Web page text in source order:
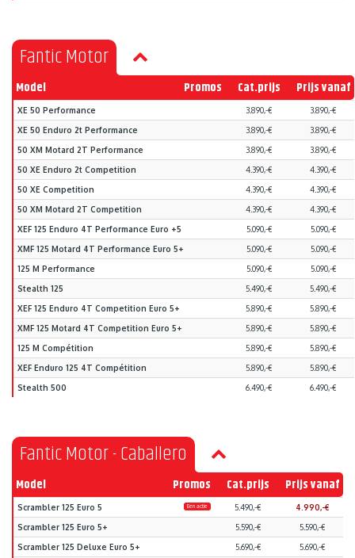
Fantic Motor
Model Promos Cat.prijs Prijs vanaf
XE 50 Performance 3.890,-€ 3.890,-€
XE 50 Enduro 2t Performance 3.890,-€ 3.890,-€
50 XM Motard 2T Performance 3.890,-€ 3.890,-€
50 XE Enduro 2t Competition 4.390,-€ 4.390,-€
50 XE Competition 4.390,-€ 4.390,-€
50 XM Motard 2T Competition 4.390,-€ 4.390,-€
XEF 125 Enduro 4T Performance Euro +5 5.090,-€ 5.090,-€
XMF 125 Motard 4T Performance Euro 5+ 5.090,-€ 5.090,-€
125 M Performance 5.090,-€ 5.090,-€
Stealth 125 5.490,-€ 5.490,-€
XEF 125 Enduro 4T Competition Euro 5+ 5.890,-€ 5.890,-€
XMF 125 Motard 4T Competition Euro 5+ 5.890,-€ 5.890,-€
125 M Compétition 5.890,-€ 5.890,-€
XEF Enduro 125 4T Compétition 5.890,-€ 5.890,-€
Stealth 500 6.490,-€ 6.490,-€
Fantic Motor - Caballero
Model Promos Cat.prijs Prijs vanaf
Scrambler 125 Euro 5 Een actie 5.490,-€ 4.990,-€
Scrambler 125 Euro 5+ 5.590,-€ 5.590,-€
Scrambler 125 Deluxe Euro 5+ 5.690,-€ 5.690,-€